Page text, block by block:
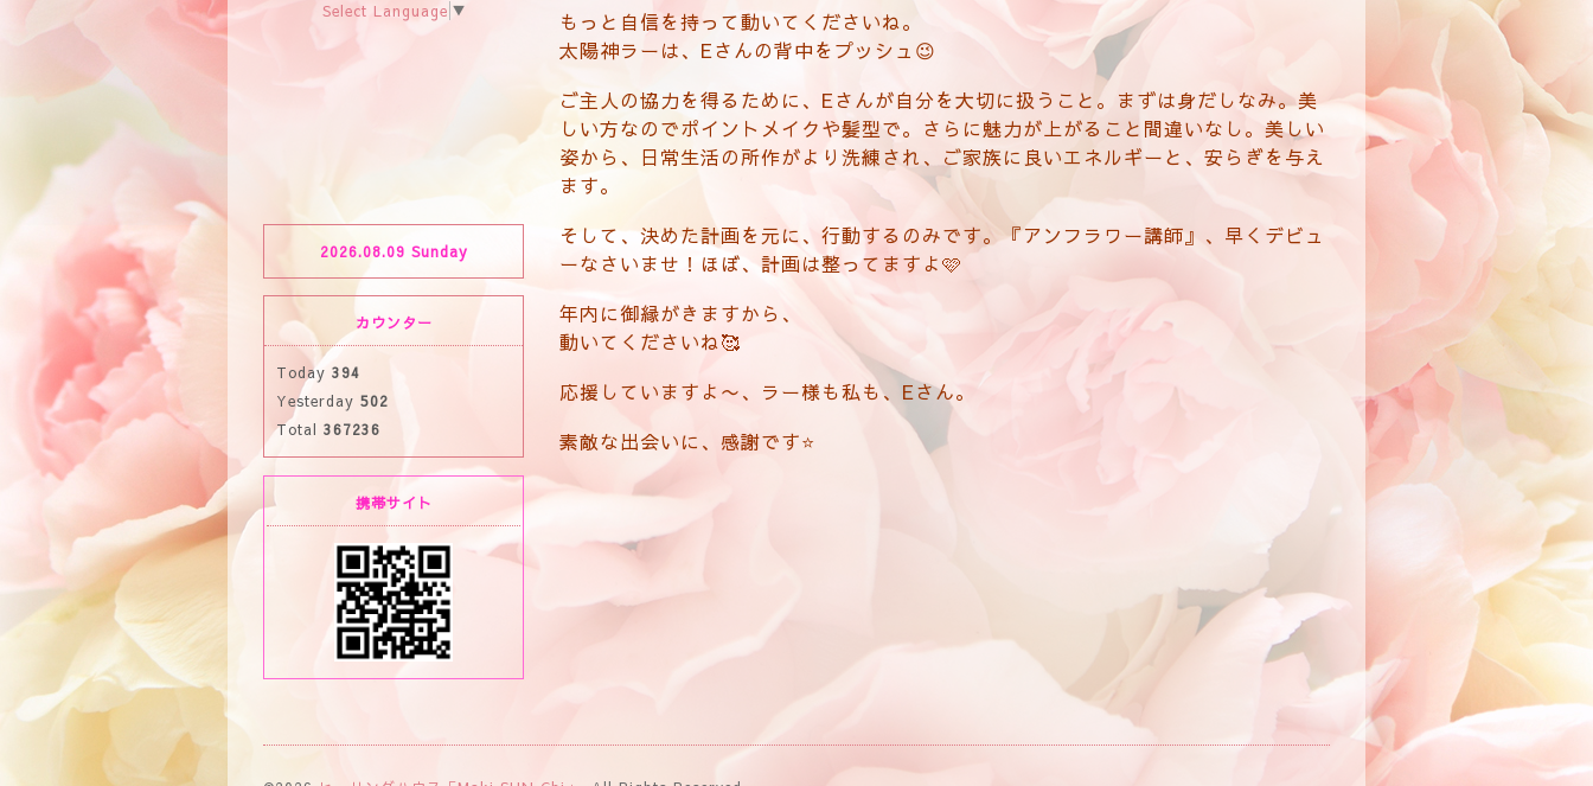
もっと自信を持って動いてくださいね。
太陽神ラーは、Eさんの背中をプッシュ😉
ご主人の協力を得るために、Eさんが自分を大切に扱うこと。まずは身だしなみ。美
しい方なのでポイントメイクや髪型で。さらに魅力が上がること間違いなし。美しい
姿から、日常生活の所作がより洗練され、ご家族に良いエネルギーと、安らぎを与え
ます。
そして、決めた計画を元に、行動するのみです。『アンフラワー講師』、早くデビュ
ーなさいませ！ほぼ、計画は整ってますよ🩷
年内に御縁がきますから、
動いてくださいね🥰
応援していますよ〜、ラー様も私も、Eさん。
素敵な出会いに、感謝です⭐️
Select Language ▼
2026.08.09 Sunday
カウンター
Today 394
Yesterday 502
Total 367236
携帯サイト